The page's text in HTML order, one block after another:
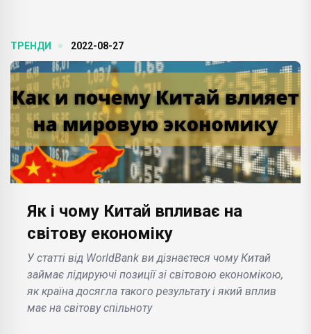
ТРЕНДИ 2022-08-27
Як і чому Китай впливає на
світову економіку
У статті від WorldBank ви дізнаєтеся чому Китай
займає лідируючі позиції зі світовою економікою,
як країна досягла такого результату і який вплив
має на світову спільноту